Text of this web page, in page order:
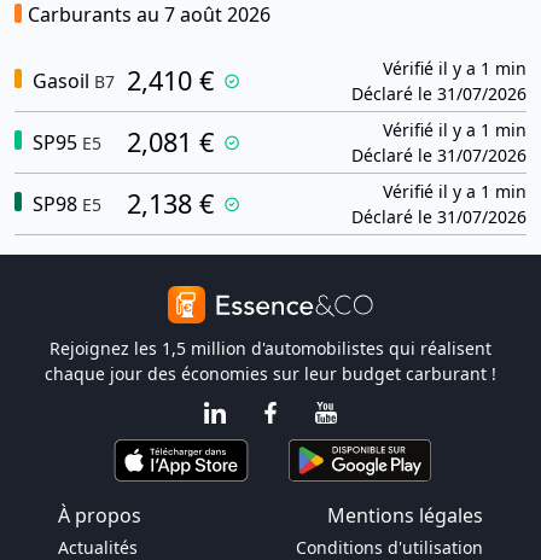
Carburants au 7 août 2026
Gasoil B7 2,410 €
Vérifié il y a 1 min
Déclaré le 31/07/2026
SP95 E5 2,081 €
Vérifié il y a 1 min
Déclaré le 31/07/2026
SP98 E5 2,138 €
Vérifié il y a 1 min
Déclaré le 31/07/2026
Rejoignez les 1,5 million d'automobilistes qui réalisent
chaque jour des économies sur leur budget carburant !
À propos Mentions légales
Actualités Conditions d'utilisation